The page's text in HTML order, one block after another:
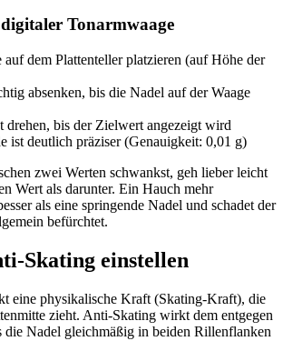
Tonarmwaage
auf dem Plattenteller platzieren (auf Höhe der
absenken, bis die Nadel auf der Waage
drehen, bis der Zielwert angezeigt wird
ist deutlich präziser (Genauigkeit: 0,01 g)
zwei Werten schwankst, geh lieber leicht
Wert als darunter. Ein Hauch mehr
als eine springende Nadel und schadet der
befürchtet.
Skating einstellen
eine physikalische Kraft (Skating-Kraft), die
zieht. Anti-Skating wirkt dem entgegen
die Nadel gleichmäßig in beiden Rillenflanken